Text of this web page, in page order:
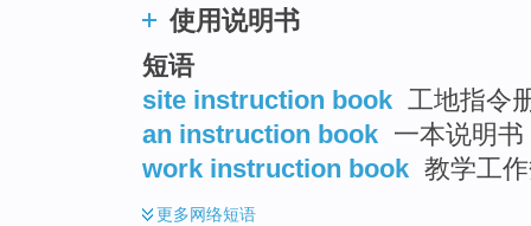
使用说明书
短语
site instruction book 工地指令
an instruction book 一本说明书
work instruction book 教学工
更多网络短语